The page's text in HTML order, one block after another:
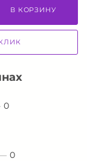
В КОРЗИНУ
0
0